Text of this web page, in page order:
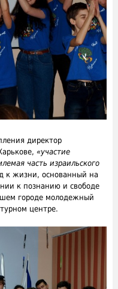
директор
«участие
часть израильского
к жизни, основанный на
к познанию и свободе
городе молодежный
центре.